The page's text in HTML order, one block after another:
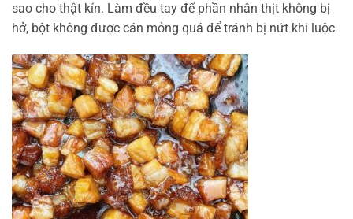
sao cho thật kín. Làm đều tay để phần nhân thịt không bị
hở, bột không được cán mỏng quá để tránh bị nứt khi luộc